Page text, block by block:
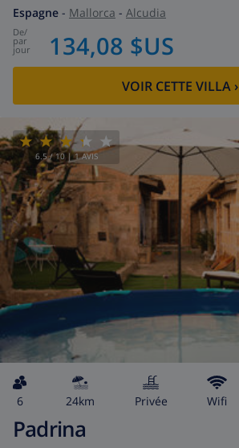
Espagne - Mallorca - Alcudia
de/
par
jour 134,08 $US
VOIR CETTE VILLA›
6.5/ 10 |1 AVIS
6 24km privée wifi
Padrina